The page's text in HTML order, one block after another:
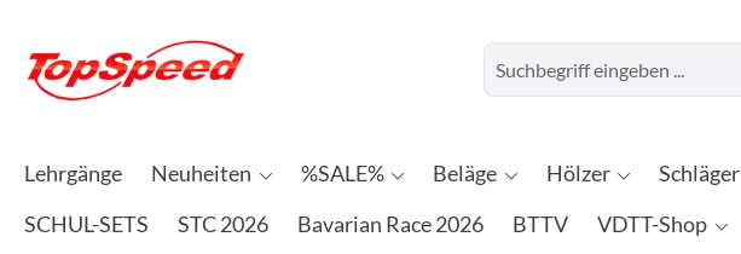
Lehrgänge Neuheiten %SALE% Beläge Hölzer Schläger
SCHUL-SETS
STC 2026 Bavarian Race 2026 BTTV VDTT-Shop